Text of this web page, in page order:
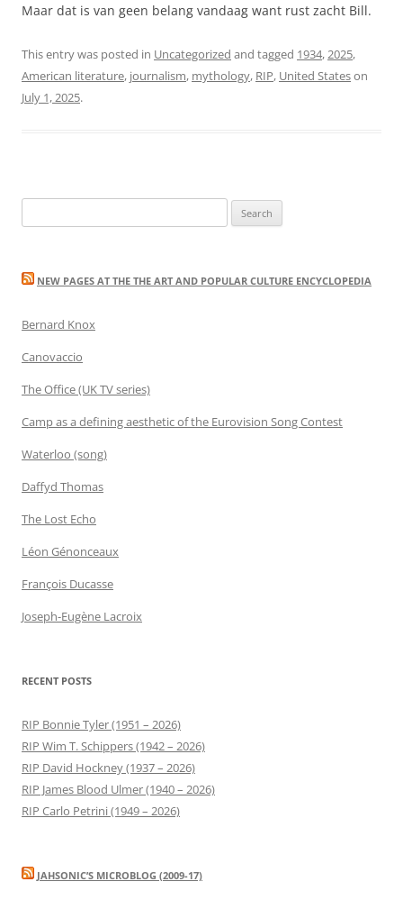
Maar dat is van geen belang vandaag want rust zacht Bill.
This entry was posted in Uncategorized and tagged 1934,2025,
American literature, journalism, mythology, RIP, United Stateson
July 1, 2025.
for:
NEW PAGES AT THE THE ART AND POPULAR CULTURE ENCYCLOPEDIA
Bernard Knox
Canovaccio
The Office (UK TV series)
Camp as a defining aesthetic of the Eurovision Song Contest
Waterloo (song)
Daffyd Thomas
The Lost Echo
Léon Génonceaux
François Ducasse
Joseph-Eugène Lacroix
RECENT POSTS
RIP Bonnie Tyler (1951 – 2026)
RIP Wim T. Schippers (1942 – 2026)
RIP David Hockney (1937 – 2026)
RIP James Blood Ulmer (1940 – 2026)
RIP Carlo Petrini (1949 – 2026)
JAHSONIC’S MICROBLOG (2009-17)